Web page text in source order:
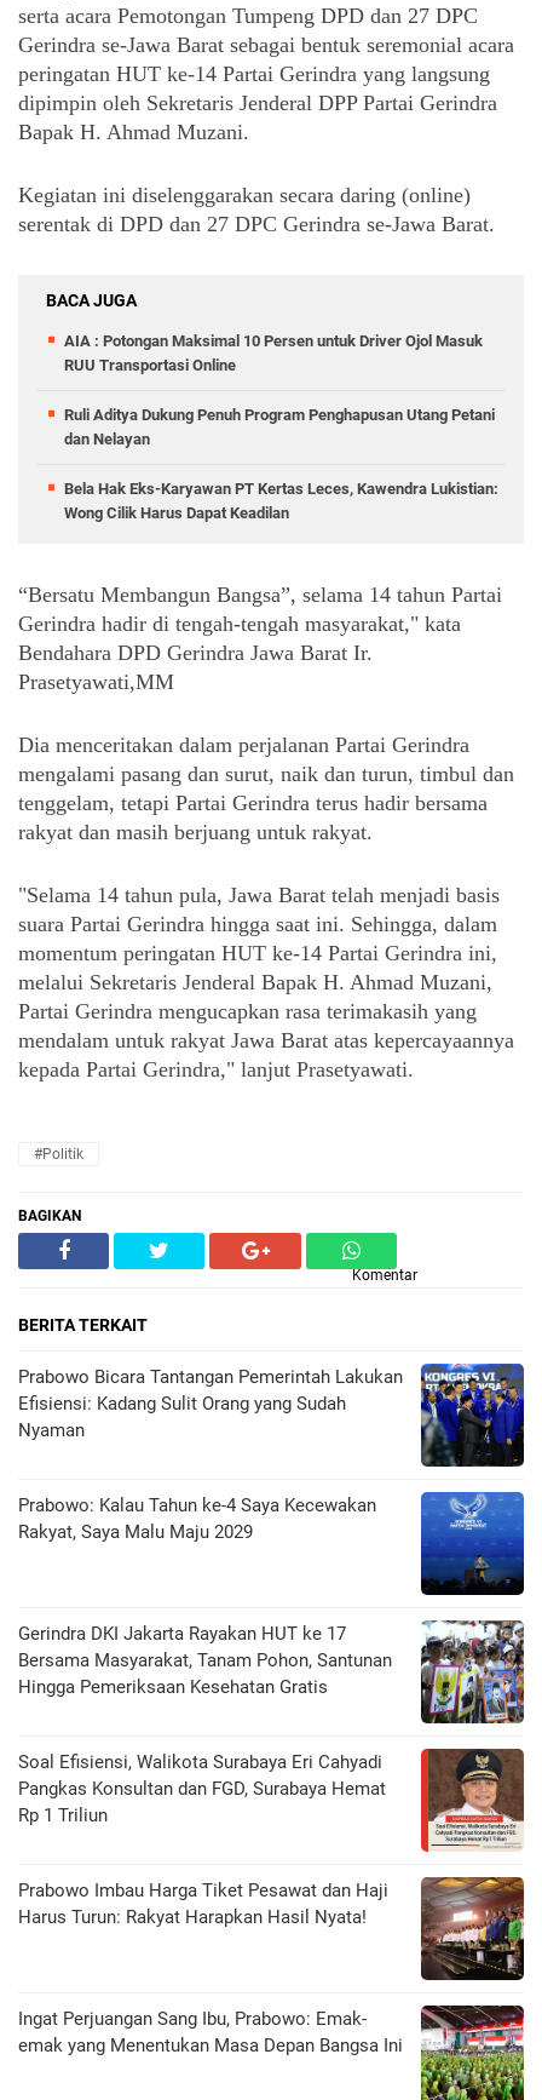
serta acara Pemotongan Tumpeng DPD dan 27 DPC
Gerindra se-Jawa Barat sebagai bentuk seremonial acara
peringatan HUT ke-14 Partai Gerindra yang langsung
dipimpin oleh Sekretaris Jenderal DPP Partai Gerindra
Bapak H. Ahmad Muzani.
Kegiatan ini diselenggarakan secara daring (online)
serentak di DPD dan 27 DPC Gerindra se-Jawa Barat.
BACA JUGA
AIA : Potongan Maksimal 10 Persen untuk Driver Ojol Masuk
RUU Transportasi Online
Ruli Aditya Dukung Penuh Program Penghapusan Utang Petani
dan Nelayan
Bela Hak Eks-Karyawan PT Kertas Leces, Kawendra Lukistian:
Wong Cilik Harus Dapat Keadilan
“Bersatu Membangun Bangsa”, selama 14 tahun Partai
Gerindra hadir di tengah-tengah masyarakat," kata
Bendahara DPD Gerindra Jawa Barat Ir.
Prasetyawati,MM
Dia menceritakan dalam perjalanan Partai Gerindra
mengalami pasang dan surut, naik dan turun, timbul dan
tenggelam, tetapi Partai Gerindra terus hadir bersama
rakyat dan masih berjuang untuk rakyat.
"Selama 14 tahun pula, Jawa Barat telah menjadi basis
suara Partai Gerindra hingga saat ini. Sehingga, dalam
momentum peringatan HUT ke-14 Partai Gerindra ini,
melalui Sekretaris Jenderal Bapak H. Ahmad Muzani,
Partai Gerindra mengucapkan rasa terimakasih yang
mendalam untuk rakyat Jawa Barat atas kepercayaannya
kepada Partai Gerindra," lanjut Prasetyawati.
#Politik
BAGIKAN
Komentar
BERITA TERKAIT
Prabowo Bicara Tantangan Pemerintah Lakukan
Efisiensi: Kadang Sulit Orang yang Sudah
Nyaman
Prabowo: Kalau Tahun ke-4 Saya Kecewakan
Rakyat, Saya Malu Maju 2029
Gerindra DKI Jakarta Rayakan HUT ke 17
Bersama Masyarakat, Tanam Pohon, Santunan
Hingga Pemeriksaan Kesehatan Gratis
Soal Efisiensi, Walikota Surabaya Eri Cahyadi
Pangkas Konsultan dan FGD, Surabaya Hemat
Rp 1 Triliun
Prabowo Imbau Harga Tiket Pesawat dan Haji
Harus Turun: Rakyat Harapkan Hasil Nyata!
Ingat Perjuangan Sang Ibu, Prabowo: Emak-
emak yang Menentukan Masa Depan Bangsa Ini